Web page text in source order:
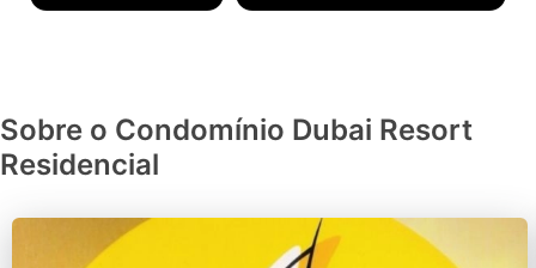
Sobre o Condomínio Dubai Resort
Residencial